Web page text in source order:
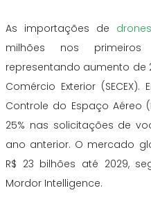
As importações de drones
milhões nos
representando aumento de
Comércio Exterior
Controle do Espaço Aéreo
25% nas solicitações de
ano anterior. O mercado
R$ 23 bilhões até 2029,
Mordor Intelligence.